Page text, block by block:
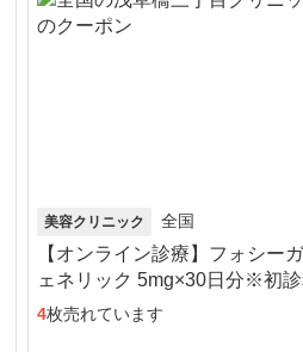
美容クリニック 全国
【オンライン診療】フォシー
ェネリック 5mg×30日分※初診
送料込
4枚売れています